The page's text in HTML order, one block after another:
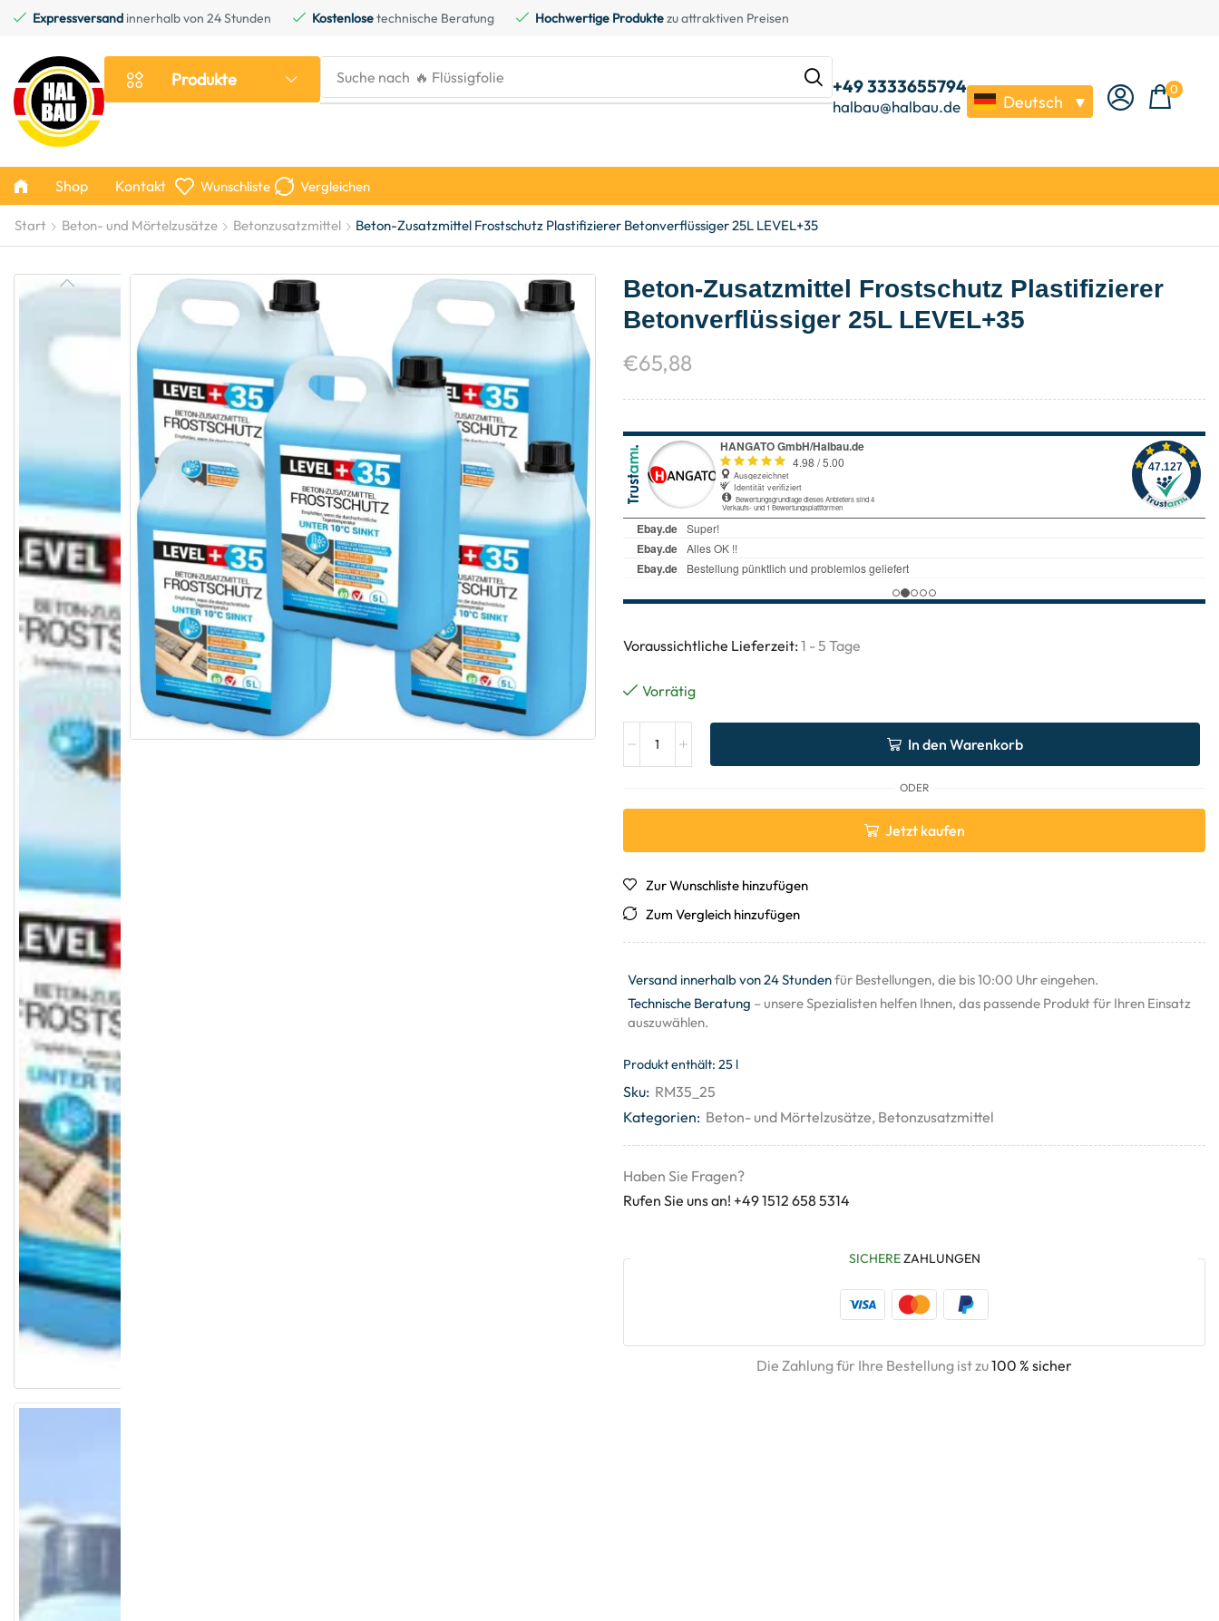
Expressversand innerhalb von 24 Stunden Kostenlosetechnische Beratung Hochwertige Produktezu attraktiven Preisen
Produkte Suche nach 🔥 Kreidefarbe +49 3333655794
halbau@halbau.de Deutsch ▼
0
Shop Kontakt Wunschliste Vergleichen
Start Beton- und Mörtelzusätze Betonzusatzmittel Beton-Zusatzmittel Frostschutz Plastifizierer Betonverflüssiger 25L LEVEL+35
Beton-Zusatzmittel Frostschutz Plastifizierer
Betonverflüssiger 25L LEVEL+35
€65,88
Voraussichtliche Lieferzeit: 1 - 5 Tage
Vorrätig
In den Warenkorb
ODER
Jetzt kaufen
Zur Wunschliste hinzufügen
Zum Vergleich hinzufügen
Versand innerhalb von 24 Stundenfür Bestellungen, die bis 10:00 Uhr eingehen.
Technische Beratung – unsere Spezialisten helfen Ihnen, das passende Produkt für Ihren Einsatz
auszuwählen.
Produkt enthält: 25 l
Sku: RM35_25
Kategorien: Beton- und Mörtelzusätze, Betonzusatzmittel
Haben Sie Fragen?
Rufen Sie uns an! +49 1512 658 5314
SICHEREZAHLUNGEN
Die Zahlung für Ihre Bestellung ist zu100 % sicher